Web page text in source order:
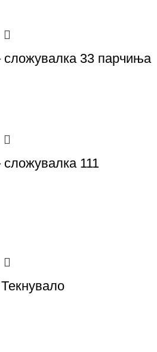
сложувалка 33 парчиња
111